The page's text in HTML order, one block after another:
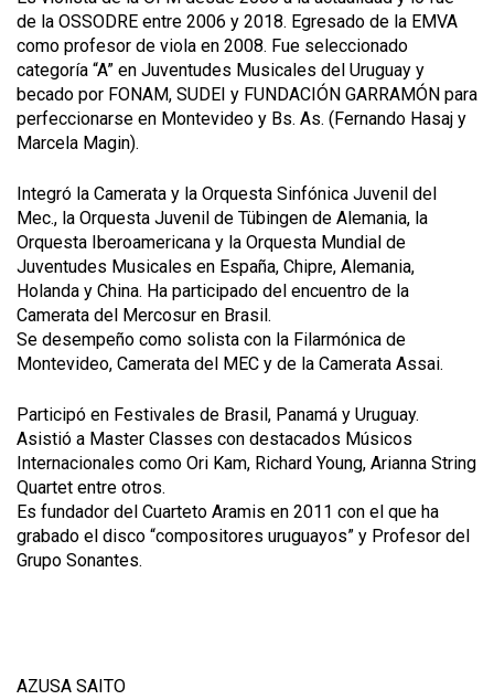
de la OSSODRE entre 2006 y 2018. Egresado de la EMVA
como profesor de viola en 2008. Fue seleccionado
categoría “A” en Juventudes Musicales del Uruguay y
becado por FONAM, SUDEI y FUNDACIÓN GARRAMÓN para
perfeccionarse en Montevideo y Bs. As. (Fernando Hasaj y
Marcela Magin).
Integró la Camerata y la Orquesta Sinfónica Juvenil del
Mec., la Orquesta Juvenil de Tübingen de Alemania, la
Orquesta Iberoamericana y la Orquesta Mundial de
Juventudes Musicales en España, Chipre, Alemania,
Holanda y China. Ha participado del encuentro de la
Camerata del Mercosur en Brasil.
Se desempeño como solista con la Filarmónica de
Montevideo, Camerata del MEC y de la Camerata Assai.
Participó en Festivales de Brasil, Panamá y Uruguay.
Asistió a Master Classes con destacados Músicos
Internacionales como Ori Kam, Richard Young, Arianna String
Quartet entre otros.
Es fundador del Cuarteto Aramis en 2011 con el que ha
grabado el disco “compositores uruguayos” y Profesor del
Grupo Sonantes.
AZUSA SAITO